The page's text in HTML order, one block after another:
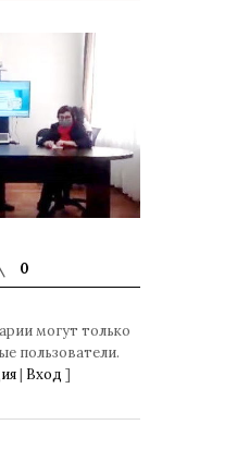
0
могут только
пользователи.
| Вход ]